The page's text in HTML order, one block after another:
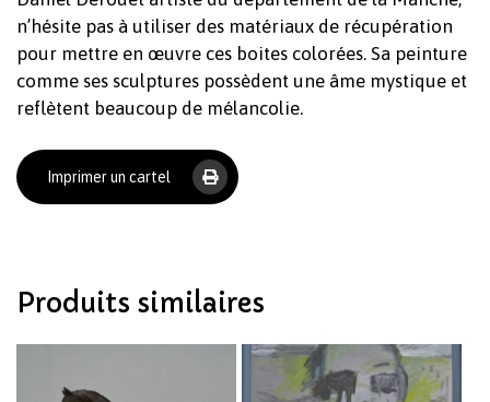
Votre panier est vide.
Revenir à l'Artotek
n’hésite pas à utiliser des matériaux de récupération
pour mettre en œuvre ces boites colorées. Sa peinture
comme ses sculptures possèdent une âme mystique et
reflètent beaucoup de mélancolie.
Imprimer un cartel
Produits similaires